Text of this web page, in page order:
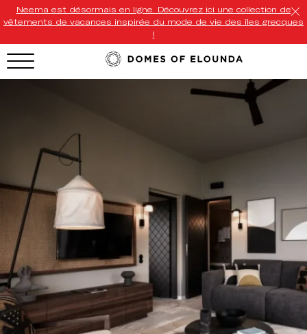
Neema est désormais en ligne. Découvrez ici une collection de
vêtements de vacances inspirée du mode de vie des îles grecques
!
HOTEL MENU
Our Resorts
Our Destinations
Our Brands
Signature Concepts
Offers
Domes Stories
Contact